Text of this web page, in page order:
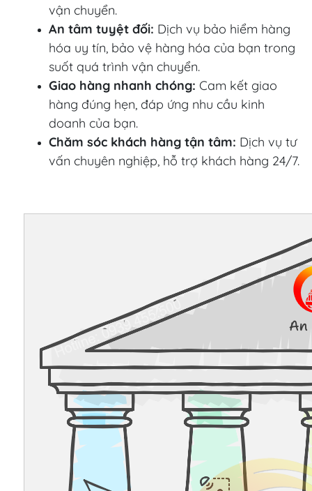
vận chuyển.
An tâm tuyệt đối: Dịch vụ bảo hiểm hàng
hóa uy tín, bảo vệ hàng hóa của bạn trong
suốt quá trình vận chuyển.
Giao hàng nhanh chóng: Cam kết giao
hàng đúng hẹn, đáp ứng nhu cầu kinh
doanh của bạn.
Chăm sóc khách hàng tận tâm: Dịch vụ tư
vấn chuyên nghiệp, hỗ trợ khách hàng 24/7.